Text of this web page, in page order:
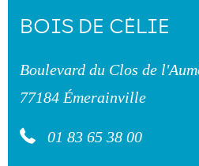
BOIS DE CÉLIE
Boulevard du Clos de
77184 Émerainville
01 83 65 38 00